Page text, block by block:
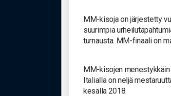
MM-kisoja on järjestetty
suurimpia
turnausta. MM-finaali on
MM-kisojen menestykkäin
Italialla on neljä
kesällä 2018.